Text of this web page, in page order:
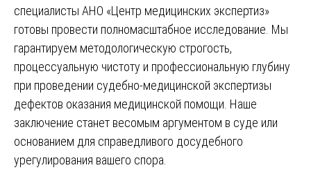
специалисты АНО «Центр медицинских экспертиз»
готовы провести полномасштабное исследование. Мы
гарантируем методологическую строгость,
процессуальную чистоту и профессиональную глубину
при проведении судебно-медицинской экспертизы
дефектов оказания медицинской помощи . Наше
заключение станет весомым аргументом в суде или
основанием для справедливого досудебного
урегулирования вашего спора.